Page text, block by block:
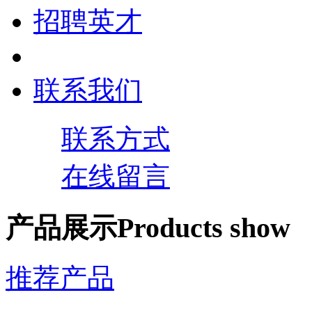
招聘英才
联系我们
联系方式
在线留言
产品展示Products show
推荐产品